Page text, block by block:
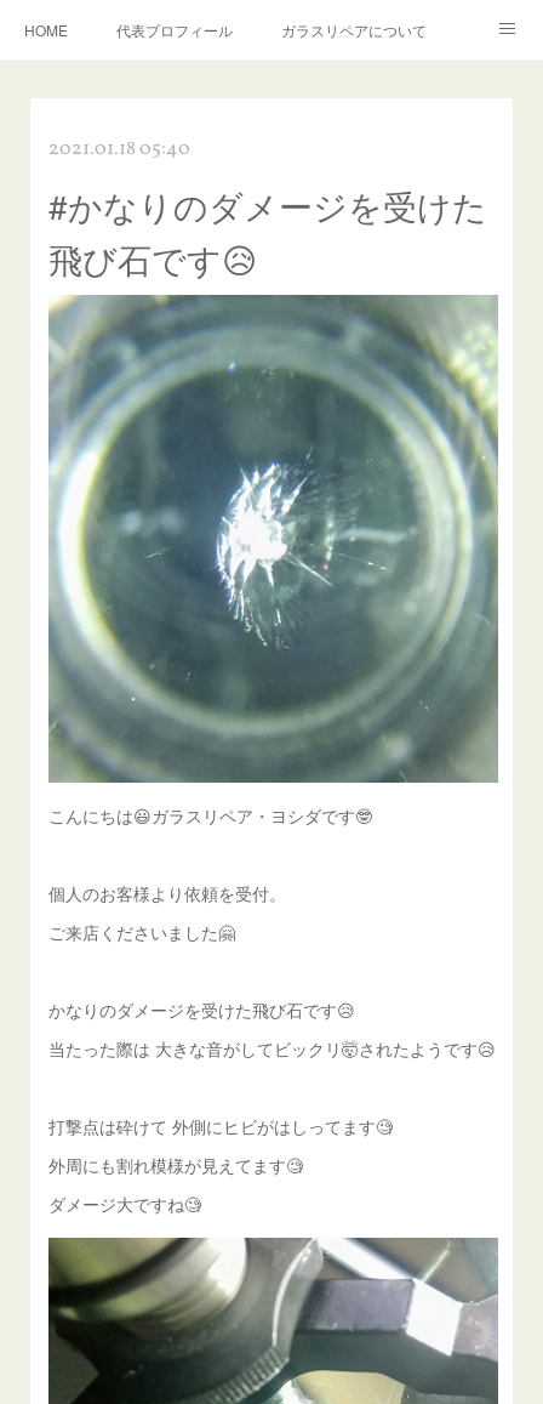
HOME 代表プロフィール ガラスリペアについて
飛び石施工料金について
当店へのアクセス 建築ガラスキズ取り・研磨・磨き
【プロ使用】フッ素系ガラストリートメント『アクアペル』
当店の良心的価格の理由について
欧州車モールの白サビやシミを落とす！
instagram記事 ガラスリペア施工価格
飛び石ひび割れでヒビ先が伸びた場合は？
2021.01.18 05:40
#かなりのダメージを受けた
飛び石です😥
こんにちは😃ガラスリペア・ヨシダです🤓
個人のお客様より依頼を受付。
ご来店くださいました🤗
かなりのダメージを受けた飛び石です😥
当たった際は 大きな音がしてビックリ🤯されたようです😥
打撃点は砕けて 外側にヒビがはしってます🧐
外周にも割れ模様が見えてます🧐
ダメージ大ですね🧐